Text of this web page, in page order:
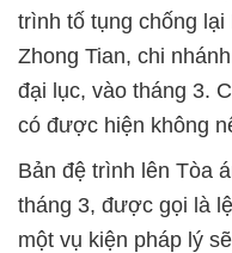
trình tố tụng chống
Zhong Tian, chi
đại lục, vào tháng 3.
có được hiện không
Bản đệ trình lên Tòa
tháng 3, được gọi là
một vụ kiện pháp lý